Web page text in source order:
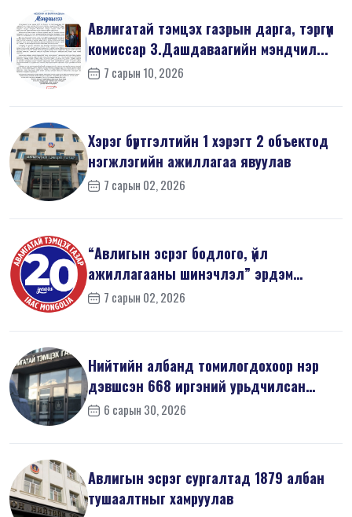
Авлигатай тэмцэх газрын дарга, тэргүүн
комиссар З.Дашдаваагийн мэндчил...
7 сарын 10, 2026
Хэрэг бүртгэлтийн 1 хэрэгт 2 объектод
нэгжлэгийн ажиллагаа явуулав
7 сарын 02, 2026
“Авлигын эсрэг бодлого, үйл
ажиллагааны шинэчлэл” эрдэм
шинжилгээний б...
7 сарын 02, 2026
Нийтийн албанд томилогдохоор нэр
дэвшсэн 668 иргэний урьдчилсан
мэдүүл...
6 сарын 30, 2026
Авлигын эсрэг сургалтад 1879 албан
тушаалтныг хамруулав